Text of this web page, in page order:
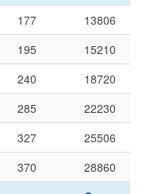
177
13806
195
15210
240
18720
285
22230
327
25506
370
28860